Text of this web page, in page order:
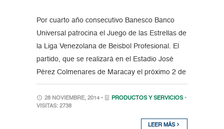
Por cuarto año consecutivo Banesco Banco
Universal patrocina el Juego de las Estrellas de
la Liga Venezolana de Beisbol Profesional. El
partido, que se realizará en el Estadio José
Pérez Colmenares de Maracay el próximo 2 de
28 NOVIEMBRE, 2014 • PRODUCTOS Y SERVICIOS •
VISITAS: 2738
LEER MÁS